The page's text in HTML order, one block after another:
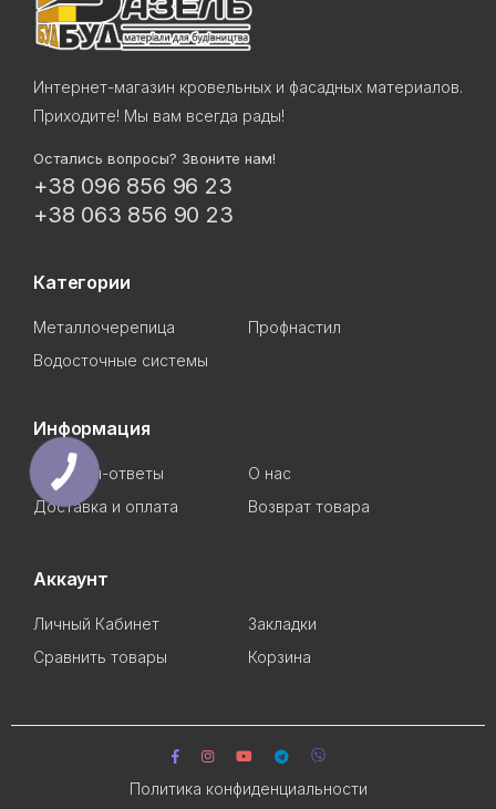
Интернет-магазин кровельных и фасадных материалов.
Приходите! Мы вам всегда рады!
Остались вопросы? Звоните нам!
+38 096 856 96 23
+38 063 856 90 23
Категории
Металлочерепица
Профнастил
Водосточные системы
Информация
Вопросы-ответы
О нас
Доставка и оплата
Возврат товара
Аккаунт
Личный Кабинет
Закладки
Сравнить товары
Корзина
Политика конфиденциальности